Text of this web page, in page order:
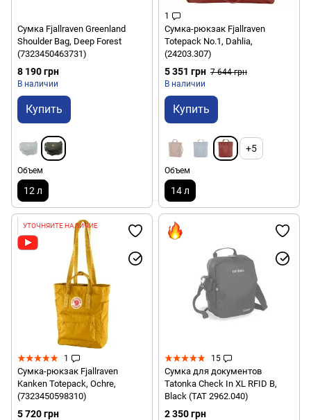
Сумка Fjallraven Greenland
Shoulder Bag, Deep Forest
(7323450463731)
8 190 грн
В наличии
Купить
Объем
12 л
1
Сумка-рюкзак Fjallraven
Totepack No.1, Dahlia,
(24203.307)
5 351 грн 7 644 грн
В наличии
Купить
+5
Объем
14 л
УТОЧНЯЙТЕ НАЛИЧИЕ
1
Сумка-рюкзак Fjallraven
Kanken Totepack, Ochre,
(7323450598310)
5 720 грн
15
Сумка для документов
Tatonka Check In XL RFID B,
Black (TAT 2962.040)
2 350 грн